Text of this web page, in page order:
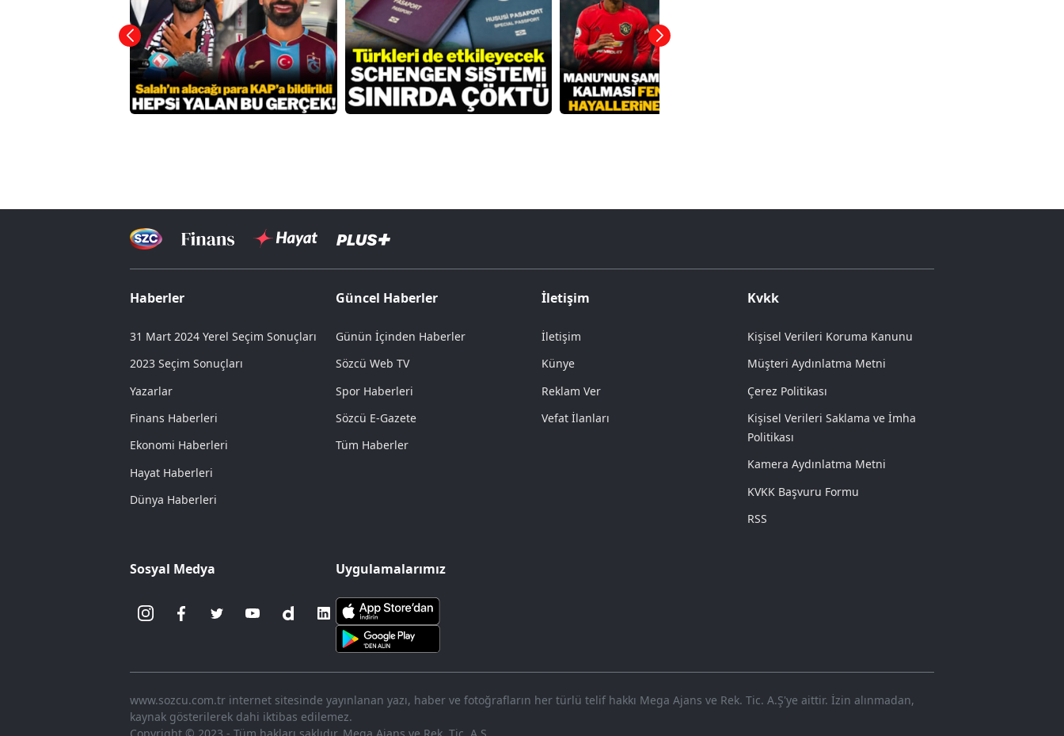
Haberler
31 Mart 2024 Yerel Seçim Sonuçları
2023 Seçim Sonuçları
Yazarlar
Finans Haberleri
Ekonomi Haberleri
Hayat Haberleri
Dünya Haberleri
Güncel Haberler
Günün İçinden Haberler
Sözcü Web TV
Spor Haberleri
Sözcü E-Gazete
Tüm Haberler
İletişim
İletişim
Künye
Reklam Ver
Vefat İlanları
Kvkk
Kişisel Verileri Koruma Kanunu
Müşteri Aydınlatma Metni
Çerez Politikası
Kişisel Verileri Saklama ve İmha
Politikası
Kamera Aydınlatma Metni
KVKK Başvuru Formu
RSS
Sosyal Medya Uygulamalarımız
www.sozcu.com.tr internet sitesinde yayınlanan yazı, haber ve fotoğrafların her türlü telif hakkı Mega Ajans ve Rek. Tic. A.Ş'ye aittir. İzin alınmadan,
kaynak gösterilerek dahi iktibas edilemez.